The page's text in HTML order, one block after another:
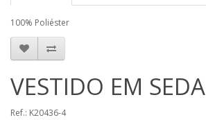
100% Poliéster
VESTIDO EM SEDA
Ref.: K20436-4